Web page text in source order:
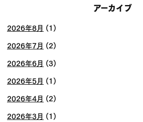
アーカイブ
2026年8月 (1)
2026年7月 (2)
2026年6月 (3)
2026年5月 (1)
2026年4月 (2)
2026年3月 (1)